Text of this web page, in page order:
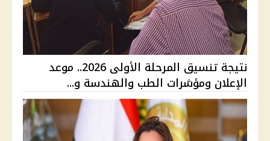
نتيجة تنسيق المرحلة الأولى 2026.. موعد
الإعلان ومؤشرات الطب والهندسة و...